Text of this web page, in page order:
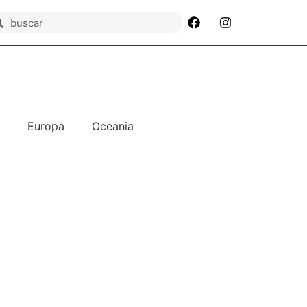
Europa Oceania